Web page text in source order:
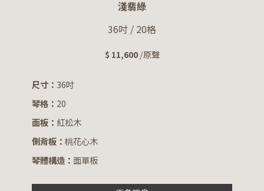
淺翡綠
36吋 / 20格
$ 11,600/原聲
尺寸：36吋
琴格： 20
面板： 紅松木
側背板：桃花心木
琴體構造： 面單板